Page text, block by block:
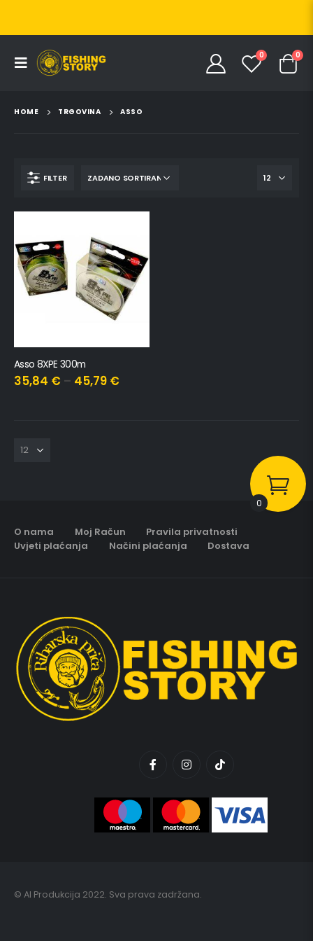
0 0
HOME TRGOVINA ASSO
FILTER
Asso 8XPE 300m
35,84 € – 45,79 €
O nama Moj Račun
Pravila privatnosti
Uvjeti plaćanja
Načini plaćanja Dostava
© AI Produkcija 2022. Sva prava zadržana.
0